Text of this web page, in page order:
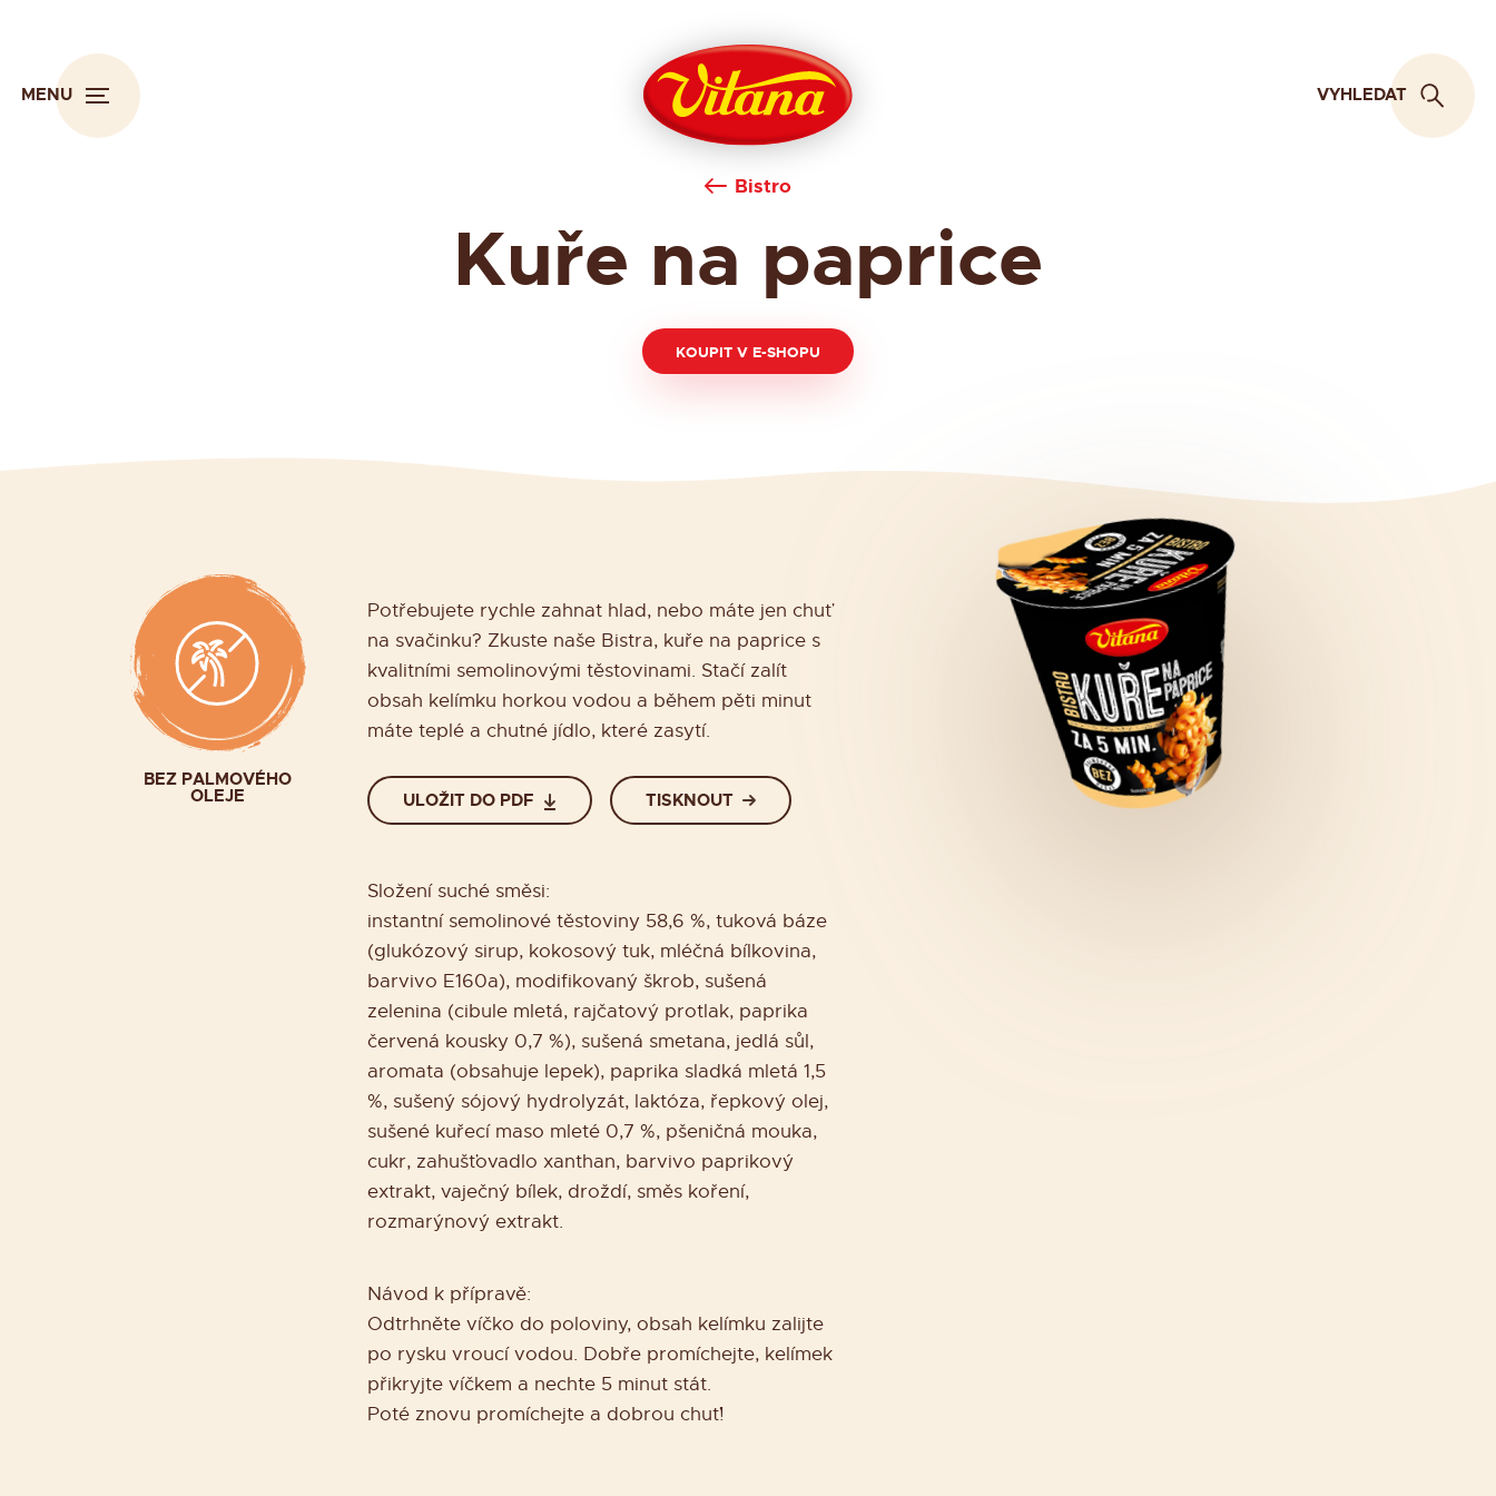
MENU VYHLEDAT
Bistro
Kuře na paprice
KOUPIT V E-SHOPU
BEZ PALMOVÉHO
OLEJE
Potřebujete rychle zahnat hlad, nebo máte jen chuť
na svačinku? Zkuste naše Bistra, kuře na paprice s
kvalitními semolinovými těstovinami. Stačí zalít
obsah kelímku horkou vodou a během pěti minut
máte teplé a chutné jídlo, které zasytí.
ULOŽIT DO PDF TISKNOUT
Složení suché směsi:
instantní semolinové těstoviny 58,6 %, tuková báze
(glukózový sirup, kokosový tuk, mléčná bílkovina,
barvivo E160a), modifikovaný škrob, sušená
zelenina (cibule mletá, rajčatový protlak, paprika
červená kousky 0,7 %), sušená smetana, jedlá sůl,
aromata (obsahuje lepek), paprika sladká mletá 1,5
%, sušený sójový hydrolyzát, laktóza, řepkový olej,
sušené kuřecí maso mleté 0,7 %, pšeničná mouka,
cukr, zahušťovadlo xanthan, barvivo paprikový
extrakt, vaječný bílek, droždí, směs koření,
rozmarýnový extrakt.
Návod k přípravě:
Odtrhněte víčko do poloviny, obsah kelímku zalijte
po rysku vroucí vodou. Dobře promíchejte, kelímek
přikryjte víčkem a nechte 5 minut stát.
Poté znovu promíchejte a dobrou chuť!